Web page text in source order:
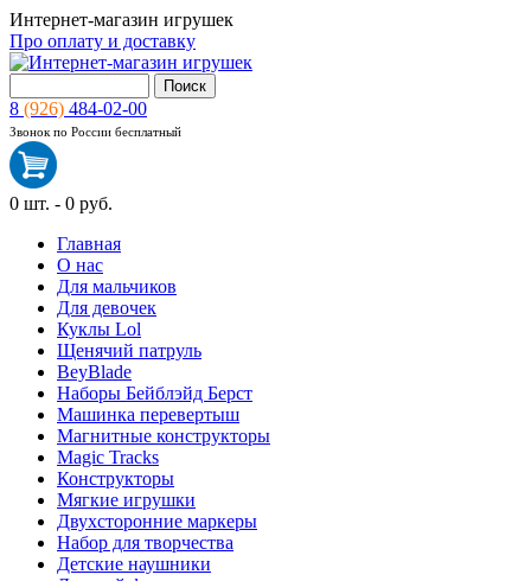
Интернет-магазин игрушек
Про оплату и доставку
8 (926) 484-02-00
Звонок по России бесплатный
0 шт. - 0 руб.
Главная
О нас
Для мальчиков
Для девочек
Куклы Lol
Щенячий патруль
BeyBlade
Наборы Бейблэйд Берст
Машинка перевертыш
Магнитные конструкторы
Magic Tracks
Конструкторы
Мягкие игрушки
Двухсторонние маркеры
Набор для творчества
Детские наушники